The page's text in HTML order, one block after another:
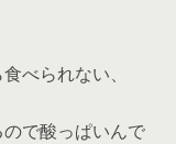
べられない、
で酸っぱいんで